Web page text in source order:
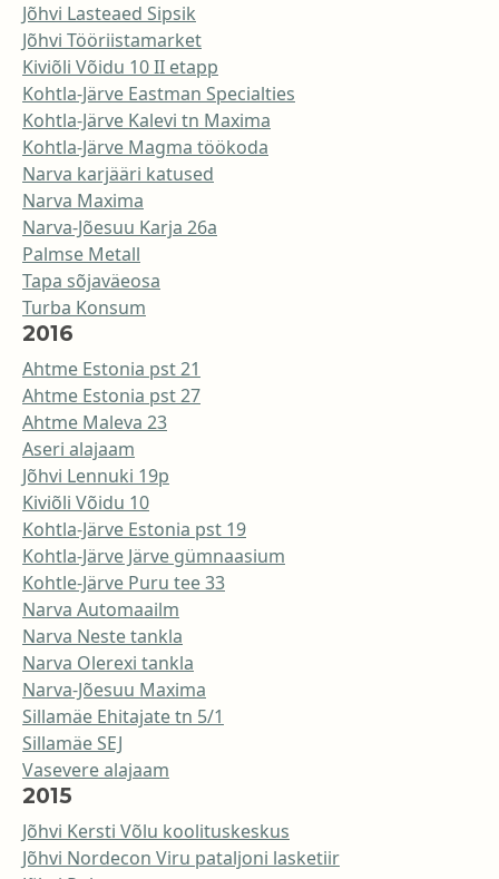
Jõhvi Lasteaed Sipsik
Jõhvi Tööriistamarket
Kiviõli Võidu 10 II etapp
Kohtla-Järve Eastman Specialties
Kohtla-Järve Kalevi tn Maxima
Kohtla-Järve Magma töökoda
Narva karjääri katused
Narva Maxima
Narva-Jõesuu Karja 26a
Palmse Metall
Tapa sõjaväeosa
Turba Konsum
2016
Ahtme Estonia pst 21
Ahtme Estonia pst 27
Ahtme Maleva 23
Aseri alajaam
Jõhvi Lennuki 19p
Kiviõli Võidu 10
Kohtla-Järve Estonia pst 19
Kohtla-Järve Järve gümnaasium
Kohtle-Järve Puru tee 33
Narva Automaailm
Narva Neste tankla
Narva Olerexi tankla
Narva-Jõesuu Maxima
Sillamäe Ehitajate tn 5/1
Sillamäe SEJ
Vasevere alajaam
2015
Jõhvi Kersti Võlu koolituskeskus
Jõhvi Nordecon Viru pataljoni lasketiir